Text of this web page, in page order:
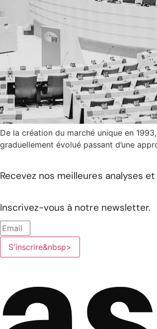
De la création du marché unique en
graduellement évolué passant d’une
Recevez nos meilleures analyses
Inscrivez-vous à notre newsletter.
S'inscrire&nbsp>